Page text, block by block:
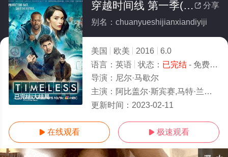
已完结/大结局
 分享
穿越时间线 第一季(全集)
别名：chuanyueshijianxiandiyiji
美国 欧美 2016
6.0
语言： 英语 状态： 已完结- 免费在线观看
导演： 尼尔·马歇尔
主演： 阿比盖尔·斯宾赛,马特·兰特尔,马尔科姆·巴雷特,佩特逊·约瑟夫,沙基纳·贾弗里,克劳迪娅·多米特,高兰·维斯耶克,苏
更新时间： 2023-02-11
 在线观看  极速观看